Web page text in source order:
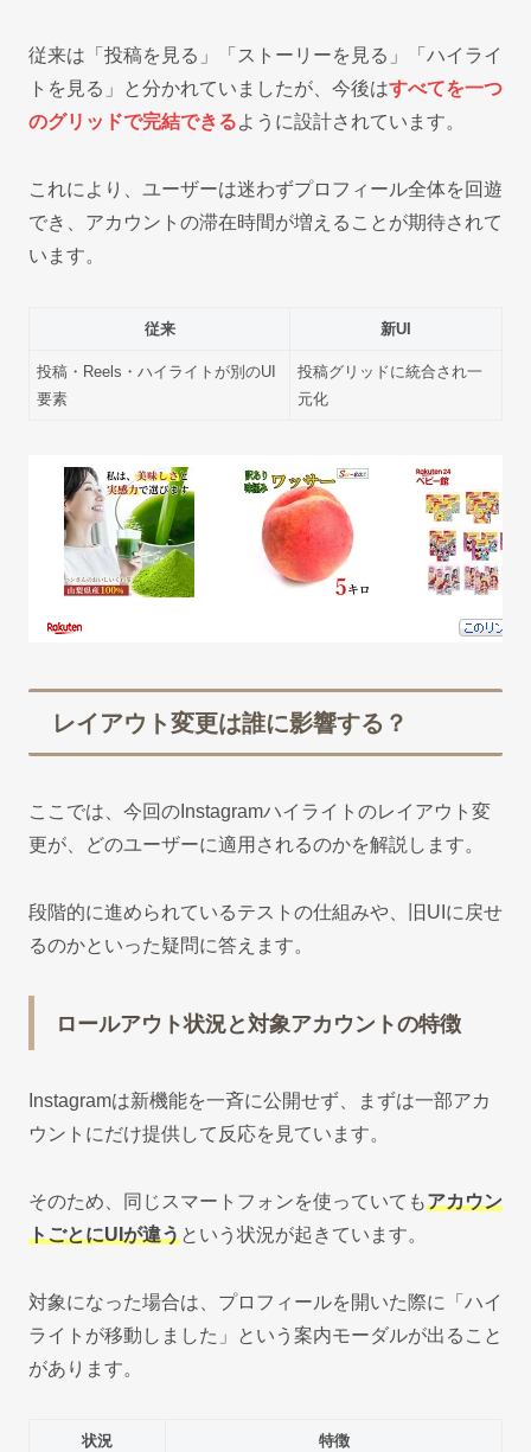
従来は「投稿を見る」「ストーリーを見る」「ハイライ
トを見る」と分かれていましたが、今後はすべてを一つ
のグリッドで完結できるように設計されています。
これにより、ユーザーは迷わずプロフィール全体を回遊
でき、アカウントの滞在時間が増えることが期待されて
います。
従来 新UI
投稿・Reels・ハイライトが別のUI
要素
投稿グリッドに統合され一
元化
レイアウト変更は誰に影響する？
ここでは、今回のInstagramハイライトのレイアウト変
更が、どのユーザーに適用されるのかを解説します。
段階的に進められているテストの仕組みや、旧UIに戻せ
るのかといった疑問に答えます。
ロールアウト状況と対象アカウントの特徴
Instagramは新機能を一斉に公開せず、まずは一部アカ
ウントにだけ提供して反応を見ています。
そのため、同じスマートフォンを使っていてもアカウン
トごとにUIが違うという状況が起きています。
対象になった場合は、プロフィールを開いた際に「ハイ
ライトが移動しました」という案内モーダルが出ること
があります。
状況 特徴